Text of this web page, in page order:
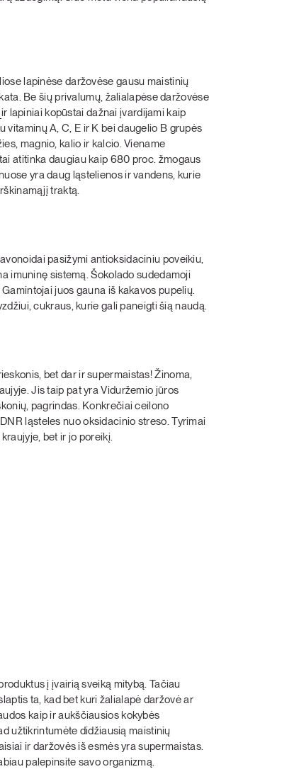
lapinėse daržovėse gausu maistinių
Be šių privalumų, žalialapėse daržovėse
ir lapiniai kopūstai dažnai įvardijami kaip
A, C, E ir K bei daugelio B grupės
magnio, kalio ir kalcio. Viename
atitinka daugiau kaip 680 proc. žmogaus
yra daug ląstelienos ir vandens, kurie
traktą.
pasižymi antioksidaciniu poveikiu,
imuninę sistemą. Šokolado sudedamoji
juos gauna iš kakavos pupelių.
cukraus, kurie gali paneigti šią naudą.
bet dar ir supermaistas! Žinoma,
Jis taip pat yra Viduržemio jūros
pagrindas. Konkrečiai ceilono
ląsteles nuo oksidacinio streso. Tyrimai
bet ir jo poreikį.
į įvairią sveiką mitybą. Tačiau
ta, kad bet kuri žalialapė daržovė ar
kaip ir aukščiausios kokybės
užtikrintumėte didžiausią maistinių
ir daržovės iš esmės yra supermaistas.
palepinsite savo organizmą.